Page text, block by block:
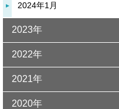
2024年1月
2023年
2022年
2021年
2020年